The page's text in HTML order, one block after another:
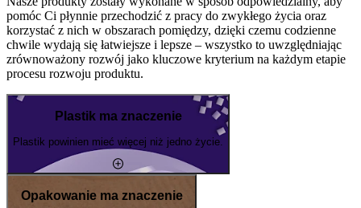
pomóc Ci płynnie przechodzić z pracy do zwykłego życia oraz
korzystać z nich w obszarach pomiędzy, dzięki czemu codzienne
chwile wydają się łatwiejsze i lepsze – wszystko to uwzględniając
zrównoważony rozwój jako kluczowe kryterium na każdym etapie
procesu rozwoju produktu.
Plastik ma znaczenie
Plastik powinien mieć więcej niż jedno życie.
Opakowanie ma znaczenie